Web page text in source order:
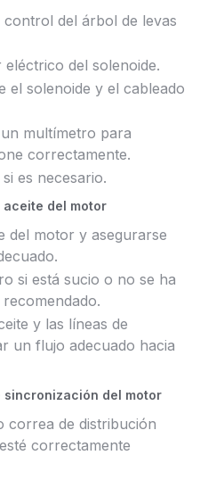
del árbol de levas
del solenoide.
el solenoide y el cableado
multímetro para
correctamente.
es necesario.
aceite del motor
del motor y asegurarse
si está sucio o no se ha
y las líneas de
un flujo adecuado hacia
sincronización del motor
correa de distribución
correctamente